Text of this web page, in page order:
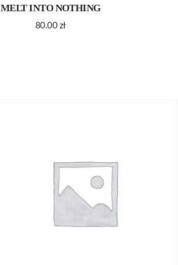
MELT INTO NOTHING
80.00 zł